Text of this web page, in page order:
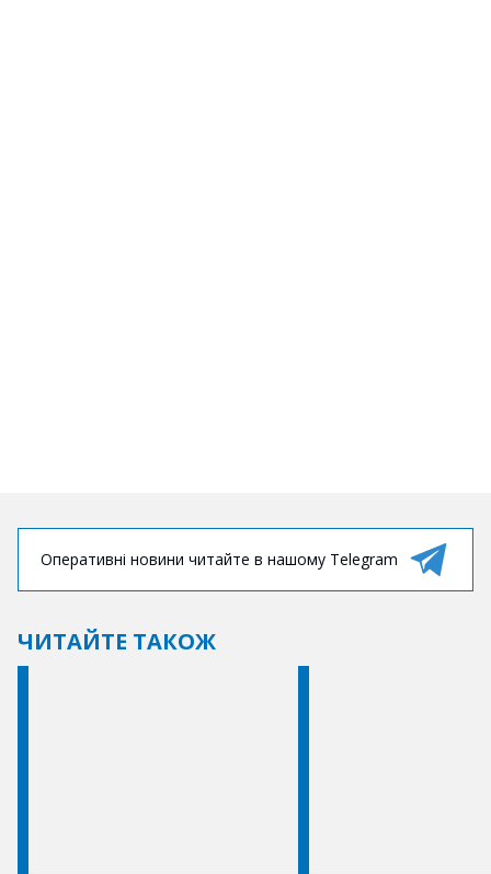
Оперативні новини читайте в нашому Telegram
ЧИТАЙТЕ ТАКОЖ